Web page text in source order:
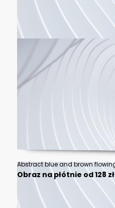
Obraz na płótnie od 128 zł